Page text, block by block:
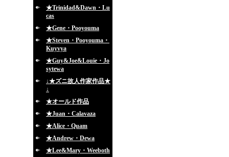
★Trinidad&Dawn・Lu
cas
★Gene・Pooyouma
★Steven・Pooyouma・
Kuyvya
★Guy&Joe&Louie・Jo
sytewa
↓★ズニ故人作家作品★
↓
★オールド作品
★Juan・Calavaza
★Alice・Quam
★Andrew・Dewa
★Lee&Mary・Weeboth